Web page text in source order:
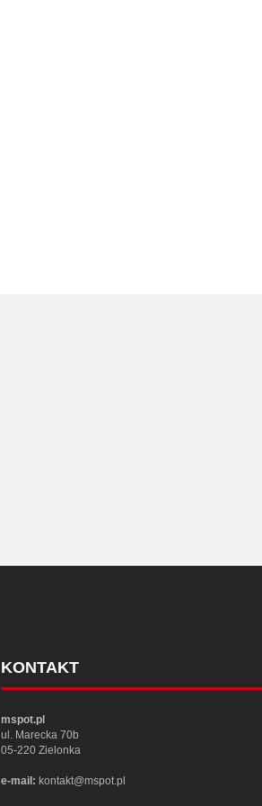
KONTAKT
mspot.pl
ul. Marecka 70b
05-220 Zielonka
e-mail: kontakt@mspot.pl